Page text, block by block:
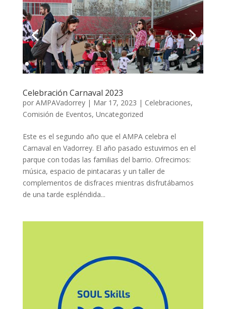
Celebración Carnaval 2023
por AMPAVadorrey| Mar 17, 2023 | Celebraciones,
Comisión de Eventos, Uncategorized
Este es el segundo año que el AMPA celebra el
Carnaval en Vadorrey. El año pasado estuvimos en el
parque con todas las familias del barrio. Ofrecimos:
música, espacio de pintacaras y un taller de
complementos de disfraces mientras disfrutábamos
de una tarde espléndida...